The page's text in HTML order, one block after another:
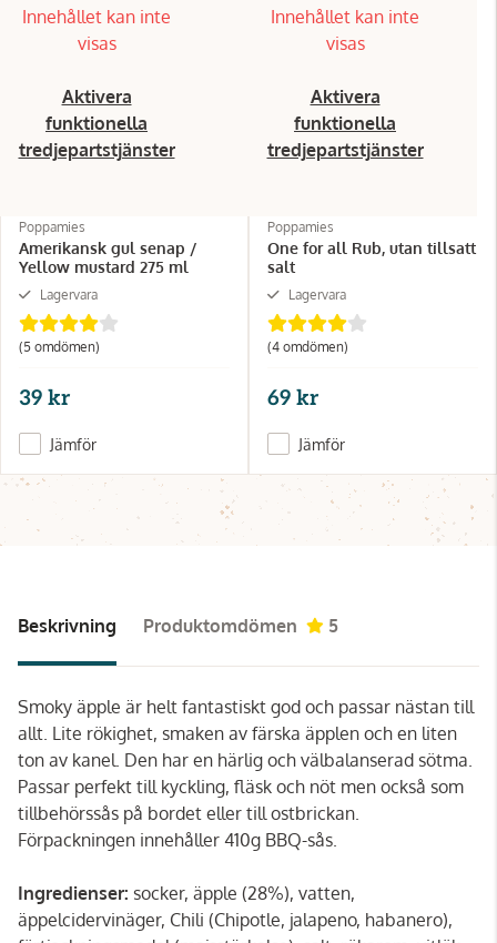
Innehållet kan inte
visas
Aktivera
funktionella
tredjepartstjänster
Poppamies
Amerikansk gul senap /
Yellow mustard 275 ml
Lagervara
(5 omdömen)
39 kr
Jämför
Innehållet kan inte
visas
Aktivera
funktionella
tredjepartstjänster
Poppamies
One for all Rub, utan tillsatt
salt
Lagervara
(4 omdömen)
69 kr
Jämför
Beskrivning Produktomdömen 5
Smoky äpple är helt fantastiskt god och passar nästan till
allt. Lite rökighet, smaken av färska äpplen och en liten
ton av kanel. Den har en härlig och välbalanserad sötma.
Passar perfekt till kyckling, fläsk och nöt men också som
tillbehörssås på bordet eller till ostbrickan.
Förpackningen innehåller 410g BBQ-sås.
Ingredienser: socker, äpple (28%), vatten,
äppelcidervinäger, Chili (Chipotle, jalapeno, habanero),